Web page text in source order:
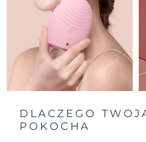
DLACZEGO
POKOCHA
Holandia
Nowa Zelandia